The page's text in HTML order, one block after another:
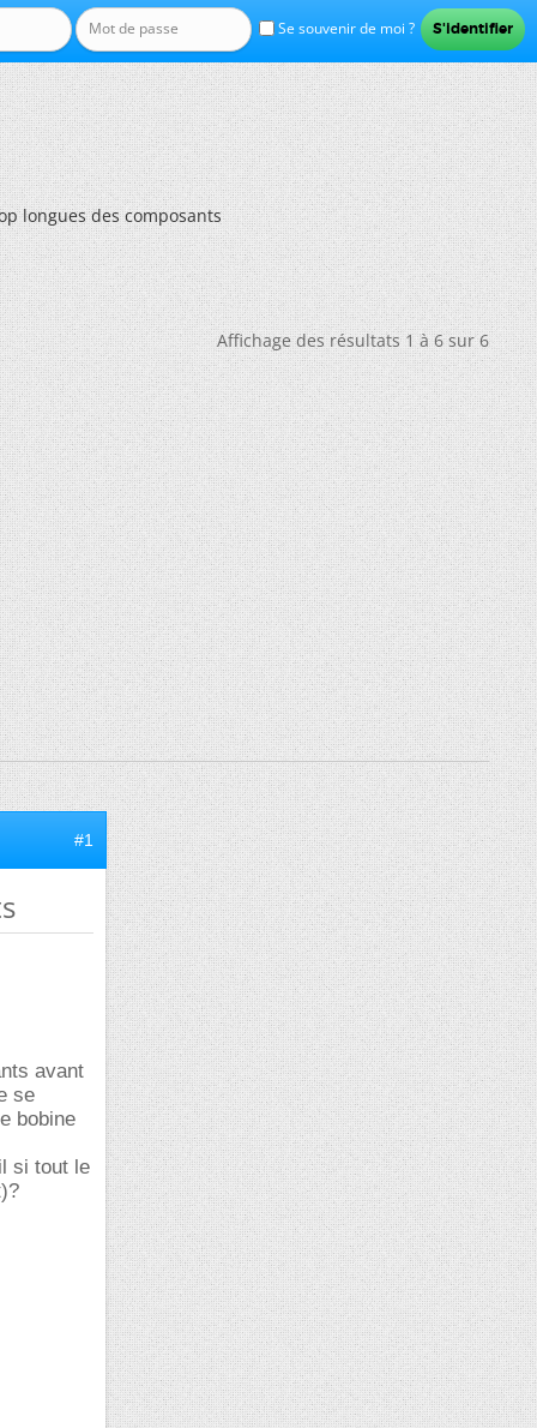
Se souvenir de moi ?
longues des composants
Affichage des résultats 1 à 6 sur 6
#1
avant
se
bobine
si tout le